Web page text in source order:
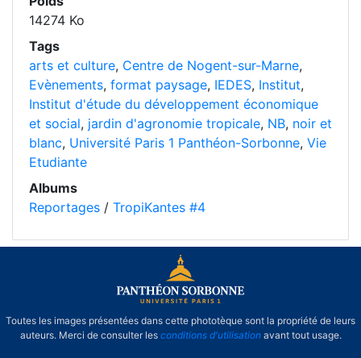
14274 Ko
Tags
arts et culture, Centre de Nogent-sur-Marne,
Evènements, format paysage, IEDES, Institut,
Institut d'étude du développement économique
et social, jardin d'agronomie tropicale, NB, noir et
blanc, Université Paris 1 Panthéon-Sorbonne, Vie
Etudiante
Albums
Reportages / TropiKantes #4
Toutes les images présentées dans cette phototèque sont la propriété de leurs
auteurs. Merci de consulter les conditions d'utilisationavant tout usage.